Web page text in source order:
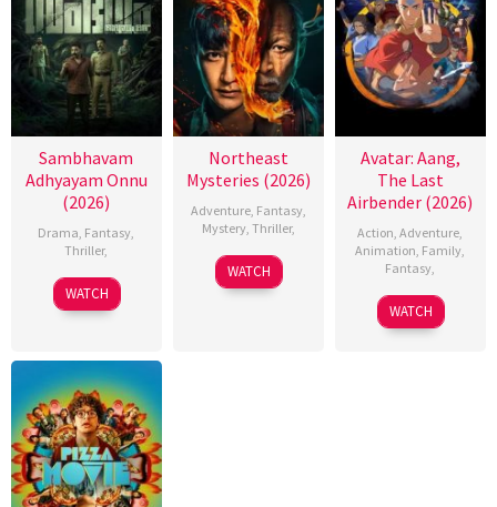
Sambhavam
Adhyayam Onnu
(2026)
Drama Fantasy
Thriller,
WATCH
Northeast
Mysteries (2026)
Adventure, Fantasy,
Mystery, Thriller,
WATCH
Avatar: Aang,
The Last
Airbender (2026)
Action ,Adventure
Animation Family
Fantasy
WATCH